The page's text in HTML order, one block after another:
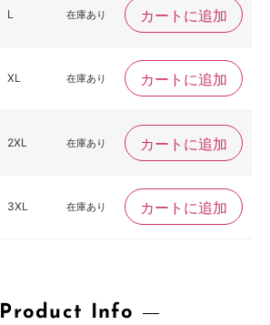
L 在庫あり カートに追加
XL 在庫あり カートに追加
2XL 在庫あり カートに追加
3XL 在庫あり カートに追加
Product Info